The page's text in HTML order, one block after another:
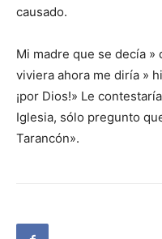
causado.
Mi madre que se decía »
viviera ahora me diría »
¡por Dios!» Le
Iglesia, sólo pregunto
Tarancón».